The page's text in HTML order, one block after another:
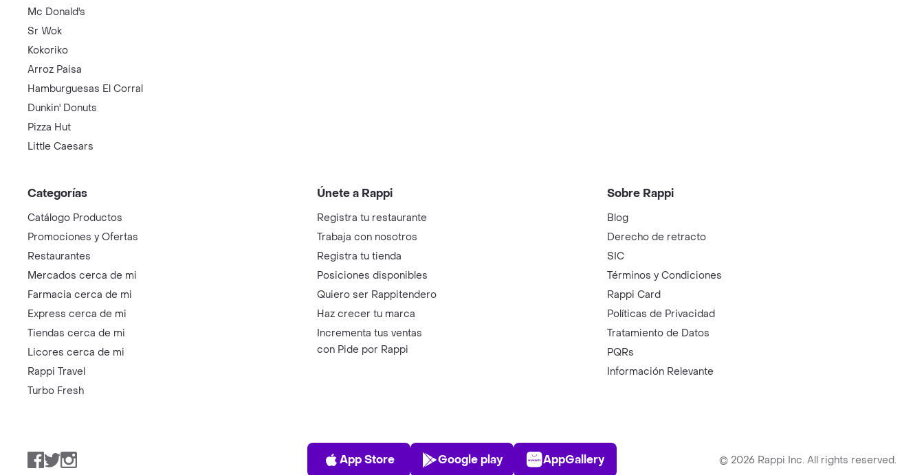
Mc Donald's
Sr Wok
Kokoriko
Arroz Paisa
Hamburguesas El Corral
Dunkin' Donuts
Pizza Hut
Little Caesars
Categorías
Catálogo Productos
Promociones y Ofertas
Restaurantes
Mercados cerca de mi
Farmacia cerca de mi
Express cerca de mi
Tiendas cerca de mi
Licores cerca de mi
Rappi Travel
Turbo Fresh
Únete a Rappi
Registra tu restaurante
Trabaja con nosotros
Registra tu tienda
Posiciones disponibles
Quiero ser Rappitendero
Haz crecer tu marca
Incrementa tus ventas
con Pide por Rappi
Sobre Rappi
Blog
Derecho de retracto
SIC
Términos y Condiciones
Rappi Card
Políticas de Privacidad
Tratamiento de Datos
PQRs
Información Relevante
Facebook
TwitterInstagram
App Store
App Store
Play Store
Google play
AppGallery
AppGallery © 2026 Rappi Inc. All rights reserved.